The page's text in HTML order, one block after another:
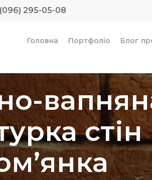
295-05-08
Головна Портфоліо Блог
стін